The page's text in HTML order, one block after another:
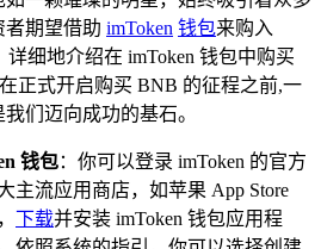
期望借助 imToken 钱包来购入
细地介绍在 imToken 钱包中购买
正式开启购买 BNB 的征程之前,一
们迈向成功的基石。
钱包：你可以登录 imToken 的官方
主流应用商店，如苹果 App Store
下载并安装 imToken 钱包应用程